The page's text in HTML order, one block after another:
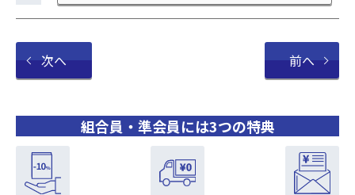
組合員・準会員には3つの特典
次へ 前へ